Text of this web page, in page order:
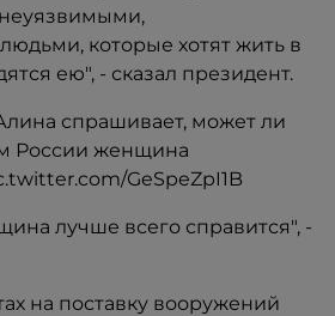
неуязвимыми,
которые хотят жить в
ею", - сказал президент.
спрашивает, может ли
России женщина
GeSpeZpI1B
лучше всего справится", -
на поставку вооружений